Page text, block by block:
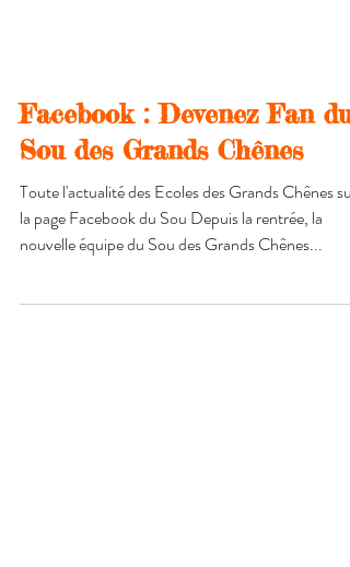
Facebook : Devenez Fan du
Sou des Grands Chênes
Toute l'actualité des Ecoles des Grands Chênes sur
la page Facebook du Sou Depuis la rentrée, la